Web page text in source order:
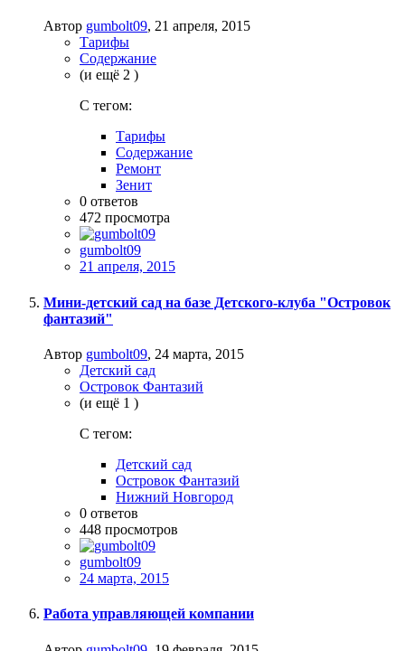
Автор gumbolt09, 21 апреля, 2015
Тарифы
Содержание
(и ещё 2 )
C тегом:
Тарифы
Содержание
Ремонт
Зенит
0 ответов
472 просмотра
gumbolt09
21 апреля, 2015
Мини-детский сад на базе Детского-клуба "Островок
фантазий"
Автор gumbolt09, 24 марта, 2015
Детский сад
Островок Фантазий
(и ещё 1 )
C тегом:
Детский сад
Островок Фантазий
Нижний Новгород
0 ответов
448 просмотров
gumbolt09
24 марта, 2015
Работа управляющей компании